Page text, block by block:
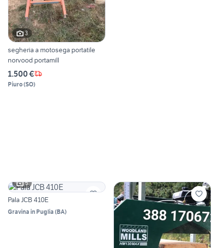
3
segheria a motosega portatile
norvood portamill
1.500 €
Piuro(SO)
5
Pala JCB 410E
Gravina in Puglia (BA)